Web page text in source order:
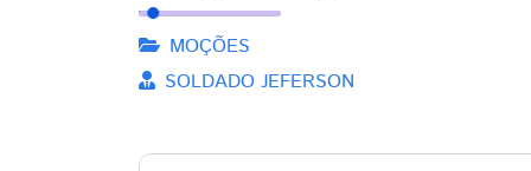
MOÇÕES
SOLDADO JEFERSON